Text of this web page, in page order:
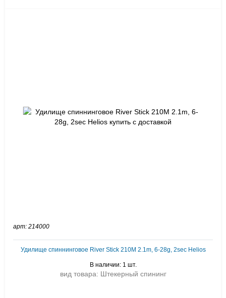
арт: 214000
Удилище спиннинговое River Stick 210M 2.1m, 6-28g, 2sec Helios
В наличии: 1 шт.
вид товара: Штекерный спининг